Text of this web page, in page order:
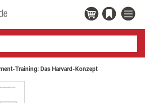
Training: Das Harvard-Konzept